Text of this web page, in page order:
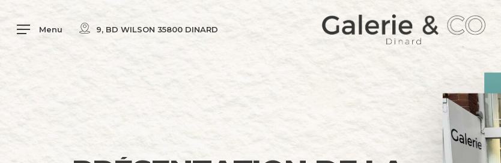
Menu 9, BD WILSON 35800 DINARD